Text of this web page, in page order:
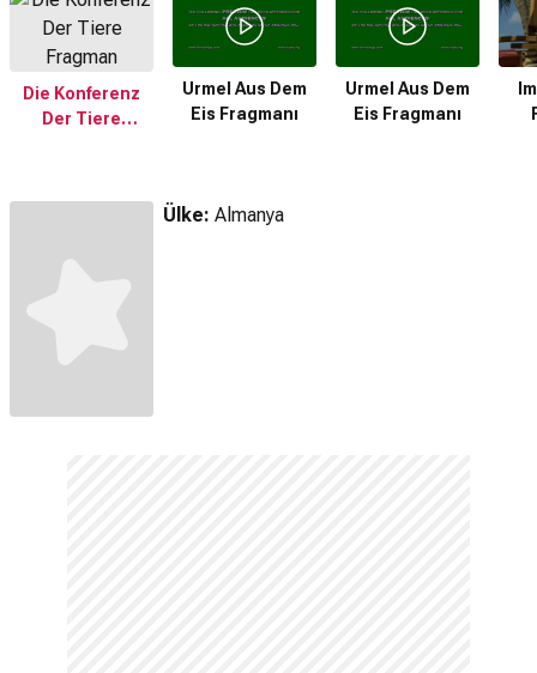
Die Konferenz
Der Tiere
Urmel Aus Dem
Eis Fragmanı
Urmel Aus Dem
Eis Fragmanı
Ülke: Almanya